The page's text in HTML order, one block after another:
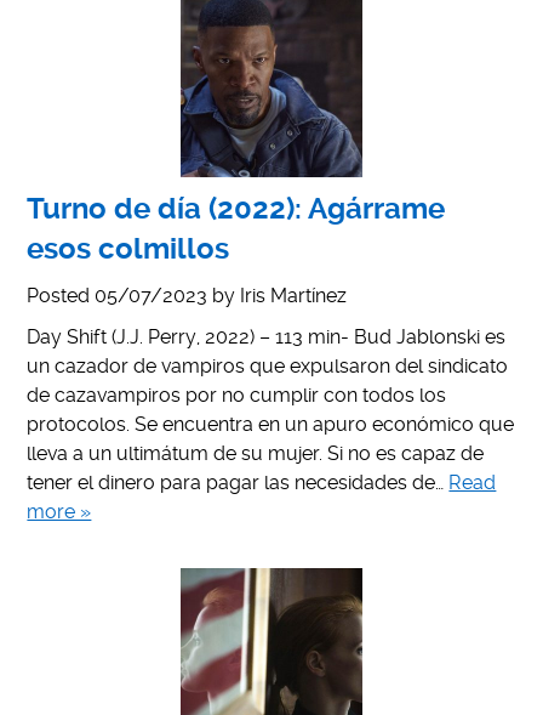
Turno de día (2022): Agárrame
esos colmillos
Posted 05/07/2023 by Iris Martínez
Day Shift (J.J. Perry, 2022) – 113 min- Bud Jablonski es
un cazador de vampiros que expulsaron del sindicato
de cazavampiros por no cumplir con todos los
protocolos. Se encuentra en un apuro económico que
lleva a un ultimátum de su mujer. Si no es capaz de
tener el dinero para pagar las necesidades de… Read
more »